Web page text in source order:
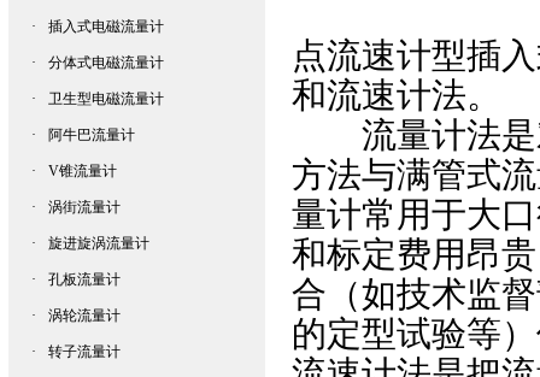
· 插入式电磁流量计
· 分体式电磁流量计
· 卫生型电磁流量计
· 阿牛巴流量计
· V锥流量计
· 涡街流量计
· 旋进旋涡流量计
· 孔板流量计
· 涡轮流量计
· 转子流量计
点流速计型插
和流速计法。
流量计法是
方法与满管式
量计常用于大
和标定费用昂
合（如技术监
的定型试验等